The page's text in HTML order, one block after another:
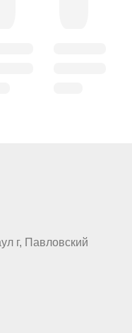
г, Павловский